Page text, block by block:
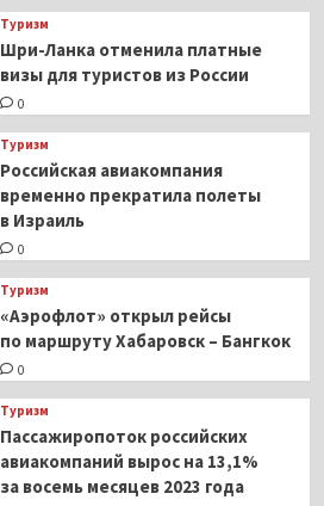
Туризм
Шри-Ланка отменила платные
визы для туристов из России
0
Туризм
Российская авиакомпания
временно прекратила полеты
в Израиль
0
Туризм
«Аэрофлот» открыл рейсы
по маршруту Хабаровск – Бангкок
0
Туризм
Пассажиропоток российских
авиакомпаний вырос на 13,1%
за восемь месяцев 2023 года